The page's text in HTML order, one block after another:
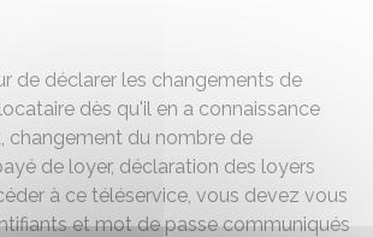
de déclarer les changements de
dès qu'il en a connaissance
changement du nombre de
de loyer, déclaration des loyers
à ce téléservice, vous devez vous
et mot de passe communiqués